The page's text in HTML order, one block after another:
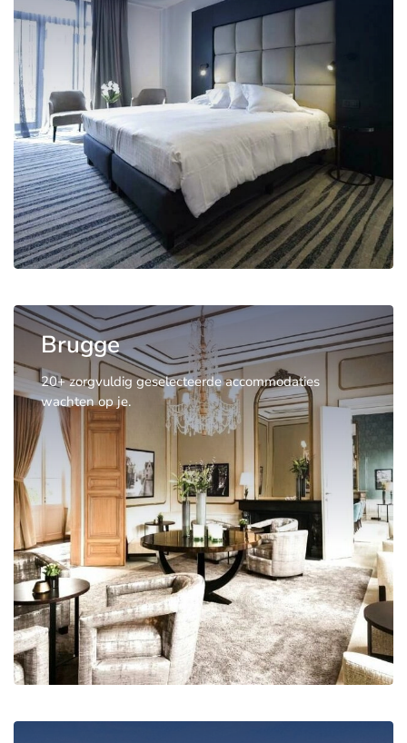
Brugge
20+ zorgvuldig geselecteerde accommodaties
wachten op je.